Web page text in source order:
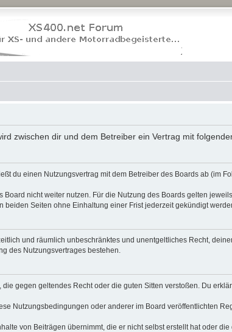
zwischen dir und dem Betreiber ein Vertrag mit
du einen Nutzungsvertrag mit dem Betreiber des Boards ab (im
nicht weiter nutzen. Für die Nutzung des Boards gelten
beiden Seiten ohne Einhaltung einer Frist jederzeit gekündigt
und räumlich unbeschränktes und unentgeltliches Recht,
des Nutzungsvertrages bestehen.
gegen geltendes Recht oder die guten Sitten verstoßen. Du
Nutzungsbedingungen oder anderer im Board veröffentlichten
von Beiträgen übernimmt, die er nicht selbst erstellt hat oder